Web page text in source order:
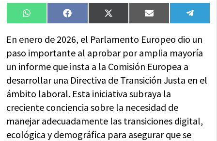
Compartir
en
WhatsAppCompartir
en
FacebookCompartir
en
X
(Twitter)
Compartir
en
Email
en
En enero de 2026, el Parlamento Europeo dio un
paso importante al aprobar por amplia mayoría
un informe que insta a la Comisión Europea a
desarrollar una Directiva de Transición Justa en el
ámbito laboral. Esta iniciativa subraya la
creciente conciencia sobre la necesidad de
manejar adecuadamente las transiciones digital,
ecológica y demográfica para asegurar que se